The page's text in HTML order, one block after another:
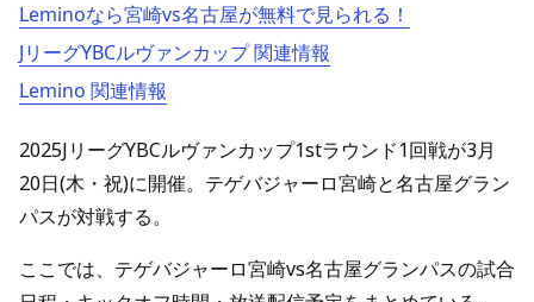
Leminoなら宮崎vs名古屋が無料で見られる！
JリーグYBCルヴァンカップ 関連情報
Lemino 関連情報
2025JリーグYBCルヴァンカップ1stラウンド1回戦が3月
20日(木・祝)に開催。テゲバジャーロ宮崎と名古屋グラン
パスが対戦する。
ここでは、テゲバジャーロ宮崎vs名古屋グランパスの試合